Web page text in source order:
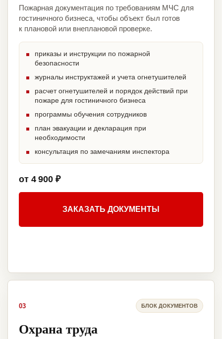
Пожарная документация по требованиям МЧС для
гостиничного бизнеса, чтобы объект был готов
к плановой или внеплановой проверке.
приказы и инструкции по пожарной
безопасности
журналы инструктажей и учета огнетушителей
расчет огнетушителей и порядок действий при
пожаре для гостиничного бизнеса
программы обучения сотрудников
план эвакуации и декларация при
необходимости
консультация по замечаниям инспектора
от 4 900 ₽
ЗАКАЗАТЬ ДОКУМЕНТЫ
03 БЛОК ДОКУМЕНТОВ
Охрана труда